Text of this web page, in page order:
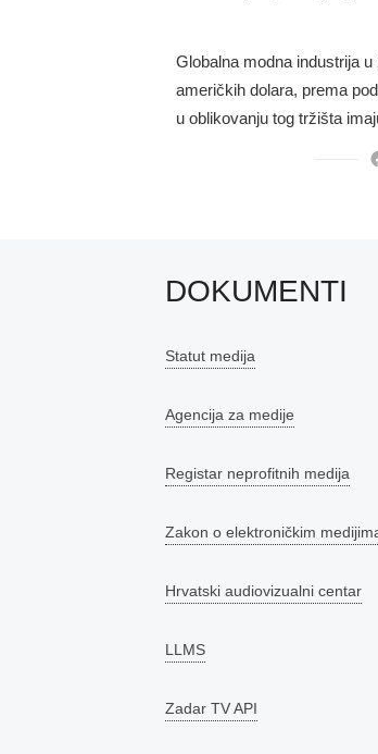
Globalna modna industrija
američkih dolara, prema
u oblikovanju tog tržišta
DOKUMENTI
Statut medija
Agencija za medije
Registar neprofitnih medija
Zakon o elektroničkim
Hrvatski audiovizualni centar
LLMS
Zadar TV API